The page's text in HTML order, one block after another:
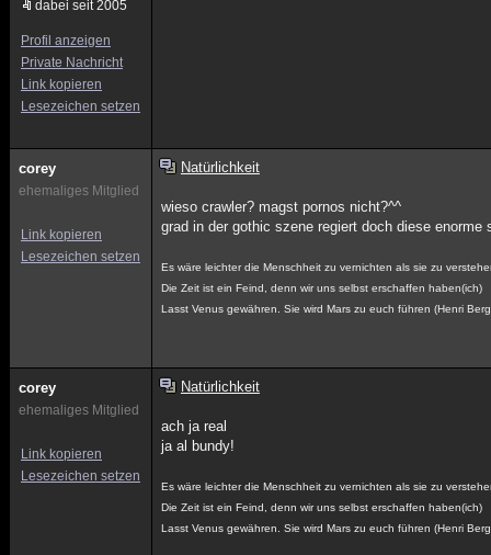
dabei seit 2005
Profil anzeigen
Private Nachricht
Link kopieren
Lesezeichen setzen
corey
ehemaliges Mitglied
Link kopieren
Lesezeichen setzen
Natürlichkeit
wieso crawler? magst pornos nicht?^^
grad in der gothic szene regiert doch diese enorme
Es wäre leichter die Menschheit zu vernichten als sie zu
Die Zeit ist ein Feind, denn wir uns selbst erschaffen haben(ich)
Lasst Venus gewähren. Sie wird Mars zu euch führen (Henri
corey
ehemaliges Mitglied
Link kopieren
Lesezeichen setzen
Natürlichkeit
ach ja real
ja al bundy!
Es wäre leichter die Menschheit zu vernichten als sie zu
Die Zeit ist ein Feind, denn wir uns selbst erschaffen haben(ich)
Lasst Venus gewähren. Sie wird Mars zu euch führen (Henri